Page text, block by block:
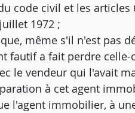
code civil et les articles
1972 ;
même s'il n'est pas
fautif a fait perdre
le vendeur qui l'avait
à cet agent
l'agent immobilier, à